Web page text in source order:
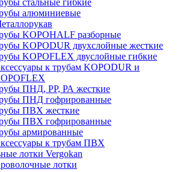
алюминиевые
KOPOHALF разборные
KOPODUR двухслойные жесткие
KOPOFLEX двуслойные гибкие
к трубам KOPODUR и
ПНД, РР, РА жесткие
ПНД гофрированные
ПВХ жесткие
ПВХ гофрированные
армированные
к трубам ПВХ
лотки Vergokan
лотки